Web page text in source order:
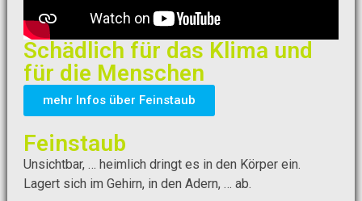
Schädlich für das Klima und
für die Menschen
mehr Infos über Feinstaub
Feinstaub
Unsichtbar, … heimlich dringt es in den Körper ein.
Lagert sich im Gehirn, in den Adern, … ab.